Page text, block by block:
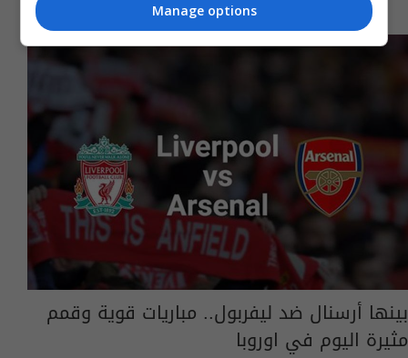
بينها أرسنال ضد ليفربول.. مباريات قوية وقمم
مثيرة اليوم في اوروبا
Manage options